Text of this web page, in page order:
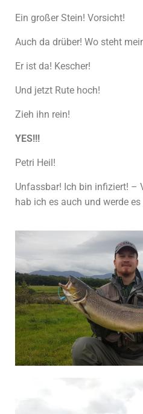
Ein großer Stein! Vorsicht!
Auch da drüber! Wo steht
Er ist da! Kescher!
Und jetzt Rute hoch!
Zieh ihn rein!
YES!!!
Petri Heil!
Unfassbar! Ich bin infiziert! –
hab ich es auch und werde